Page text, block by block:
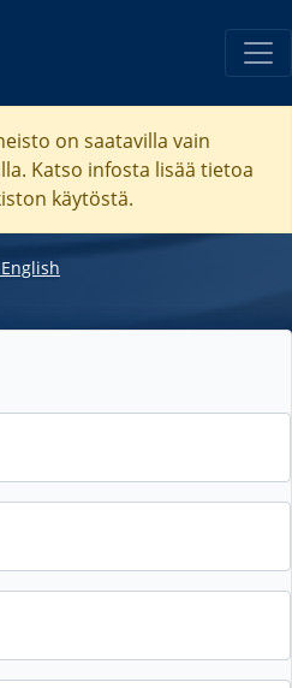
on saatavilla vain
Katso infosta lisää tietoa
käytöstä.